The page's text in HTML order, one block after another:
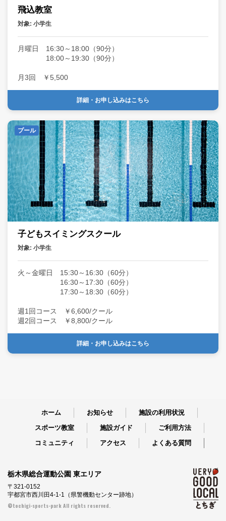
レベル
タグ
飛込教室
対象: 小学生
月曜日 16:30～18:00（90分）
18:00～19:30（90分）
月3回 ￥5,500
詳細・お申し込みはこちら
プール
子どもスイミングスクール
対象: 小学生
火～金曜日 15:30～16:30（60分）
16:30～17:30（60分）
17:30～18:30（60分）
週1回コース ￥6,600/クール
週2回コース ￥8,800/クール
詳細・お申し込みはこちら
ホーム お知らせ
施設の利用状況
スポーツ教室
施設ガイド
ご利用方法
コミュニティ
アクセス よくある質問
栃木県総合運動公園 東エリア
〒321-0152
宇都宮市西川田4-1-1（県警機動センター跡地）
©tochigi-sports-park All rights reserved.